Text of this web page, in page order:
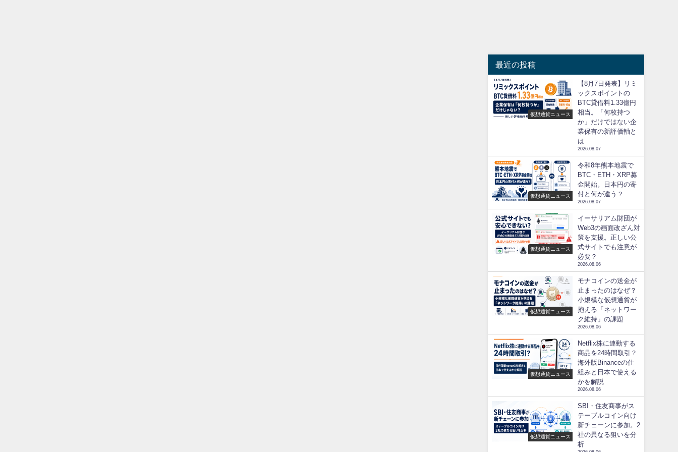
最近の投稿
仮想通貨ニュース
【8月7日発表】リミ
ックスポイントの
BTC貸借料1.33億円
相当。「何枚持つ
か」だけではない企
業保有の新評価軸と
は
2026.08.07
仮想通貨ニュース
令和8年熊本地震で
BTC・ETH・XRP募
金開始。日本円の寄
付と何が違う？
2026.08.07
仮想通貨ニュース
イーサリアム財団が
Web3の画面改ざん対
策を支援。正しい公
式サイトでも注意が
必要？
2026.08.06
仮想通貨ニュース
モナコインの送金が
止まったのはなぜ？
小規模な仮想通貨が
抱える「ネットワー
ク維持」の課題
2026.08.06
仮想通貨ニュース
Netflix株に連動する
商品を24時間取引？
海外版Binanceの仕
組みと日本で使える
かを解説
2026.08.06
仮想通貨ニュース
SBI・住友商事がス
テーブルコイン向け
新チェーンに参加。2
社の異なる狙いを分
析